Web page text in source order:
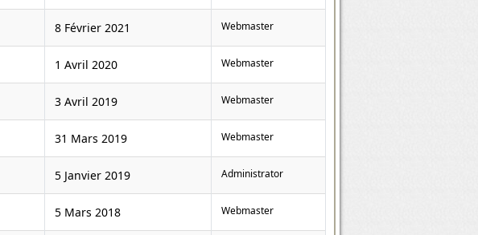
8 Février 2021 Webmaster
1 Avril 2020 Webmaster
3 Avril 2019 Webmaster
31 Mars 2019 Webmaster
5 Janvier 2019 Administrator
5 Mars 2018 Webmaster